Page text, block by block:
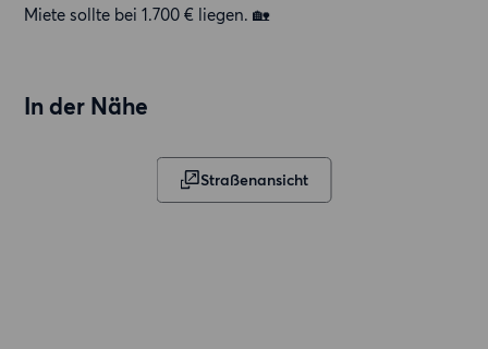
Miete sollte bei 1.700 € liegen. 🏡
In der Nähe
Straßenansicht